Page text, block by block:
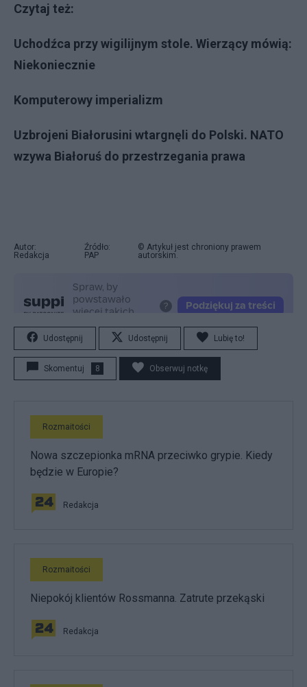
Czytaj też:
Uchodźca przy wigilijnym stole. Wierzący mówią:
Niekoniecznie
Komputerowy imperializm
Uzbrojeni Białorusini wtargnęli do Polski. NATO
wzywa Białoruś do przestrzegania prawa
Autor:
Redakcja
Źródło:
PAP
© Artykuł jest chroniony prawem
autorskim.
Udostępnij Udostępnij Lubię to!
Skomentuj 8 Obserwuj notkę
Rozmaitości
Nowa szczepionka mRNA przeciwko grypie. Kiedy
będzie w Europie?
Redakcja
Rozmaitości
Niepokój klientów Rossmanna. Zatrute przekąski
Redakcja